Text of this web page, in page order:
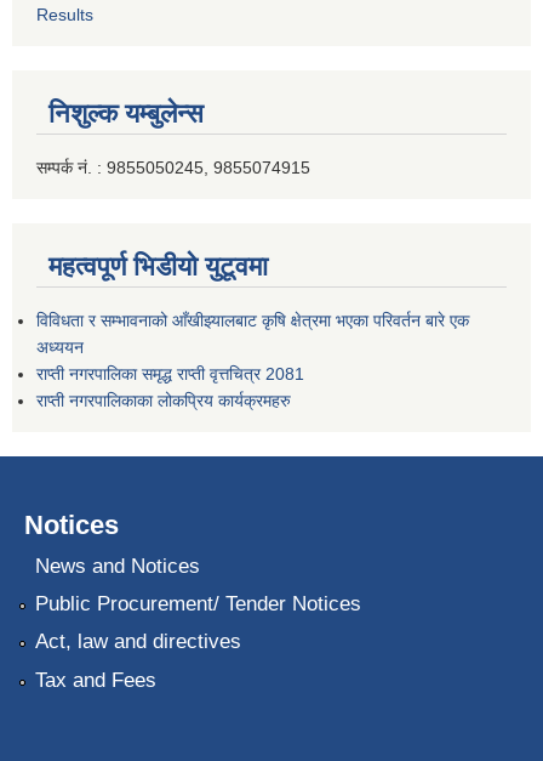
Results
निशुल्क यम्बुलेन्स
सम्पर्क नं. : 9855050245, 9855074915
महत्वपूर्ण भिडीयो युटूवमा
विविधता र सम्भावनाको आँखीझ्यालबाट कृषि क्षेत्रमा भएका परिवर्तन बारे एक
अध्ययन
राप्ती नगरपालिका समृद्ध राप्ती वृत्तचित्र 2081
राप्ती नगरपालिकाका लोकप्रिय कार्यक्रमहरु
Notices
News and Notices
Public Procurement/ Tender Notices
Act, law and directives
Tax and Fees